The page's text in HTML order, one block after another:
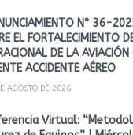
N° 36-
EL FORTALECIMIENTO
DE LA AVIACIÓN
ACCIDENTE AÉREO
AGOSTO DE 2026
Virtual: